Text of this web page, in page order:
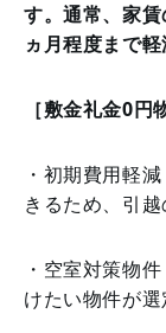
す。通常、家
ヵ月程度まで軽
［敷金礼金0円
・初期費用軽
きるため、引越
・空室対策物
けたい物件が選